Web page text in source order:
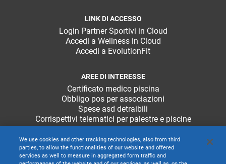
LINK DI ACCESSO
Login Partner Sportivi in Cloud
Accedi a Wellness in Cloud
Accedi a EvolutionFit
AREE DI INTERESSE
Certificato medico piscina
Obbligo pos per associazioni
Spese asd detraibili
Corrispettivi telematici per palestre e piscine
We use cookies and other tracking technologies, also from third
parties, to allow the functionalities of our website and offered
services as well to measure in aggregated form traffic and